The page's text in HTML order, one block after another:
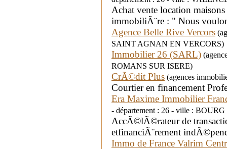
Achat vente location
immobiliÃ¨re : " Nous
Agence Belle Rive Vercors
SAINT AGNAN EN VERCORS)
Immobilier 26 (SARL)
ROMANS SUR ISERE)
CrÃ©dit Plus (agences
Courtier en financement
Era Maxime Immobilier
- département : 26 - ville :
AccÃ©lÃ©rateur de
etfinanciÃ¨rement
Immo de France Valrim